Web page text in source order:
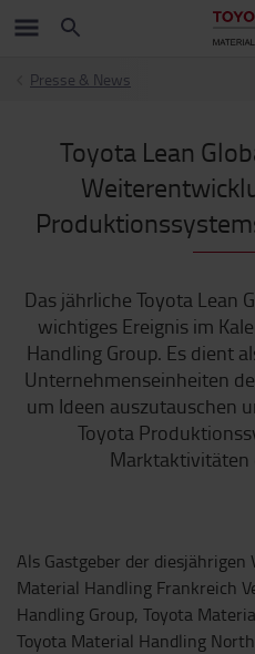
Presse & News
Toyota Lean
Das jährliche Toyota Lean
wichtiges Ereignis im
Handling Group. Es dient
Unternehmenseinheiten
um Ideen auszutauschen
Toyota
Marktaktivitäten
Als Gastgeber der
Material Handling Frankreich
Handling Group, Toyota
Toyota Material Handling